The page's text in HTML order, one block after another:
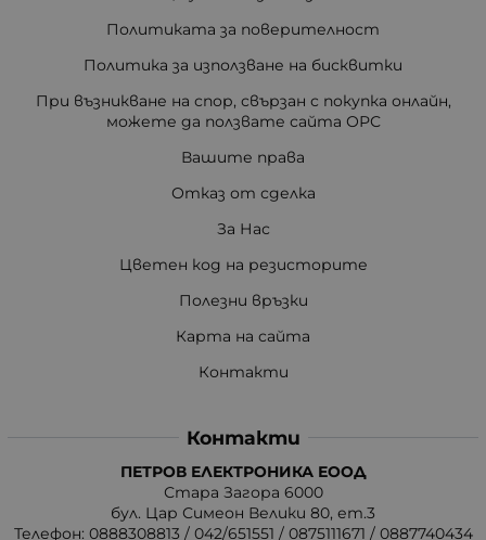
Политиката за поверителност
Политика за използване на бисквитки
При възникване на спор, свързан с покупка онлайн,
можете да ползвате сайта ОРС
Вашите права
Отказ от сделка
За Нас
Цветен код на резисторите
Полезни връзки
Карта на сайта
Контакти
Контакти
ПЕТРОВ ЕЛЕКТРОНИКА ЕООД
Стара Загора 6000
бул. Цар Симеон Велики 80, ет.3
Телефон: 0888308813 / 042/651551 / 0875111671 / 0887740434